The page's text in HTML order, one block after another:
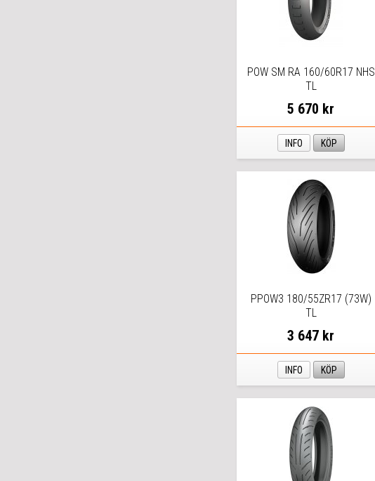
POW SM RA 160/60R17 NHS
TL
5 670 kr
INFO KÖP
PPOW3 180/55ZR17 (73W)
TL
3 647 kr
INFO KÖP